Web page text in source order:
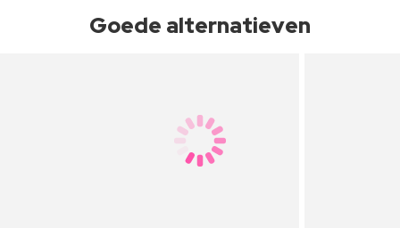
Goede alternatieven